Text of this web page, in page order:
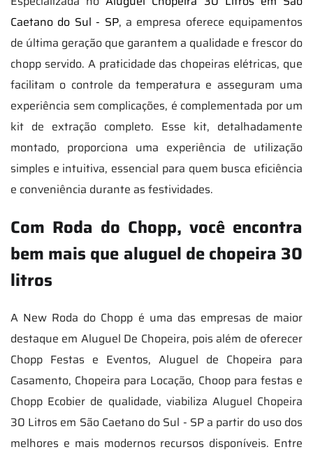
Caetano do Sul - SP, a empresa oferece equipamentos
de última geração que garantem a qualidade e frescor do
chopp servido. A praticidade das chopeiras elétricas, que
facilitam o controle da temperatura e asseguram uma
experiência sem complicações, é complementada por um
kit de extração completo. Esse kit, detalhadamente
montado, proporciona uma experiência de utilização
simples e intuitiva, essencial para quem busca eficiência
e conveniência durante as festividades.
Com Roda do Chopp, você encontra
bem mais que aluguel de chopeira 30
litros
A New Roda do Chopp é uma das empresas de maior
destaque em Aluguel De Chopeira, pois além de oferecer
Chopp Festas e Eventos, Aluguel de Chopeira para
Casamento, Chopeira para Locação, Choop para festas e
Chopp Ecobier de qualidade, viabiliza Aluguel Chopeira
30 Litros em São Caetano do Sul - SP a partir do uso dos
melhores e mais modernos recursos disponíveis. Entre